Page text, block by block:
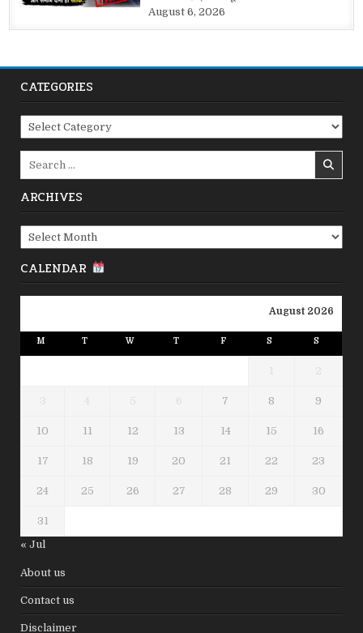
August 6, 2026
CATEGORIES
Categories
ARCHIVES
Archives
CALENDAR
August 2026
M T W T F S S
1 2
3 4 5 6 7 8 9
10 11 12 13 14 15 16
17 18 19 20 21 22 23
24 25 26 27 28 29 30
31
« Jul
About us
Contact us
Disclaimer